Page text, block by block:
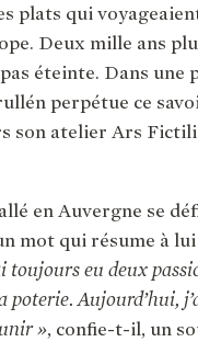
plats qui
Deux mille ans
pas éteinte. Dans une
perpétue ce
son atelier Ars
en Auvergne se
mot qui résume à lui
toujours eu deux
poterie. Aujourd’hui,
», confie-t-il, un